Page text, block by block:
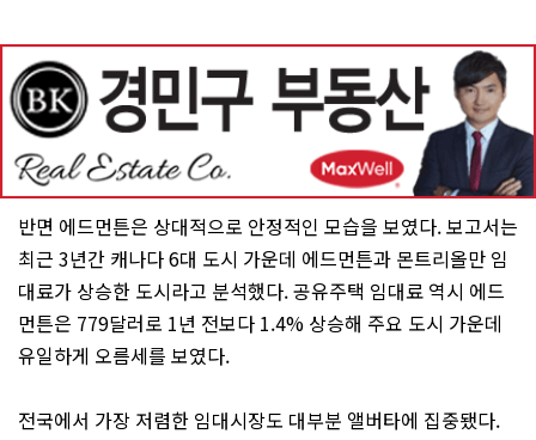
반면 에드먼튼은 상대적으로 안정적인 모습을 보였다. 보고서는
최근 3년간 캐나다 6대 도시 가운데 에드먼튼과 몬트리올만 임
대료가 상승한 도시라고 분석했다. 공유주택 임대료 역시 에드
먼튼은 779달러로 1년 전보다 1.4% 상승해 주요 도시 가운데
유일하게 오름세를 보였다.
전국에서 가장 저렴한 임대시장도 대부분 앨버타에 집중됐다.